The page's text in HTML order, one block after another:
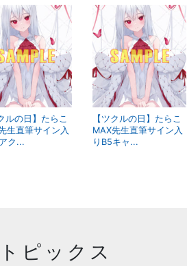
ルの日】たらこ
生直筆サイン入
ク...
【ツクルの日】たらこ
MAX先生直筆サイン入
りB5キャ...
ピックス